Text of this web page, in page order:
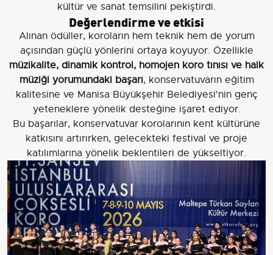
kültür ve sanat temsilini pekiştirdi.
Değerlendirme ve etkisi
Alınan ödüller, koroların hem teknik hem de yorum
açısından güçlü yönlerini ortaya koyuyor. Özellikle
müzikalite, dinamik kontrol, homojen koro tınısı ve halk
müziği yorumundaki başarı, konservatuvarın eğitim
kalitesine ve Manisa Büyükşehir Belediyesi'nin genç
yeteneklere yönelik desteğine işaret ediyor.
Bu başarılar, konservatuvar korolarının kent kültürüne
katkısını artırırken, gelecekteki festival ve proje
katılımlarına yönelik beklentileri de yükseltiyor.